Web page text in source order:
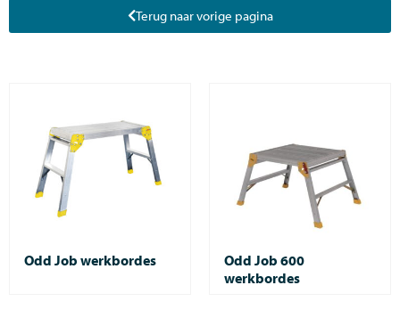
Terug naar vorige pagina
Odd Job werkbordes
Odd Job 600
werkbordes